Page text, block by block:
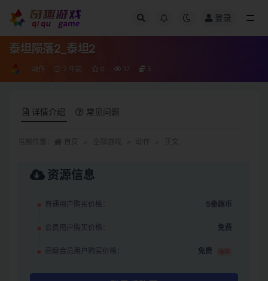
登录
泰坦陨落2_泰坦2
动作 2 年前 0 17 5
详情介绍 常见问题
资源信息
普通用户购买价格： 5奇趣币
会员用户购买价格： 免费
高级会员用户购买价格： 免费 推荐